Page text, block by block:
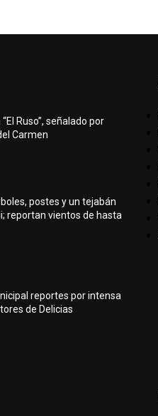
Ruso”, señalado por
Carmen
postes y un tejabán
reportan vientos de hasta
reportes por intensa
de Delicias